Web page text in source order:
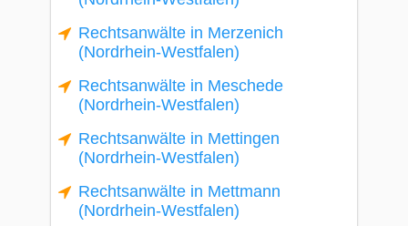
Rechtsanwälte in Merzenich
(Nordrhein-Westfalen)
Rechtsanwälte in Meschede
(Nordrhein-Westfalen)
Rechtsanwälte in Mettingen
(Nordrhein-Westfalen)
Rechtsanwälte in Mettmann
(Nordrhein-Westfalen)